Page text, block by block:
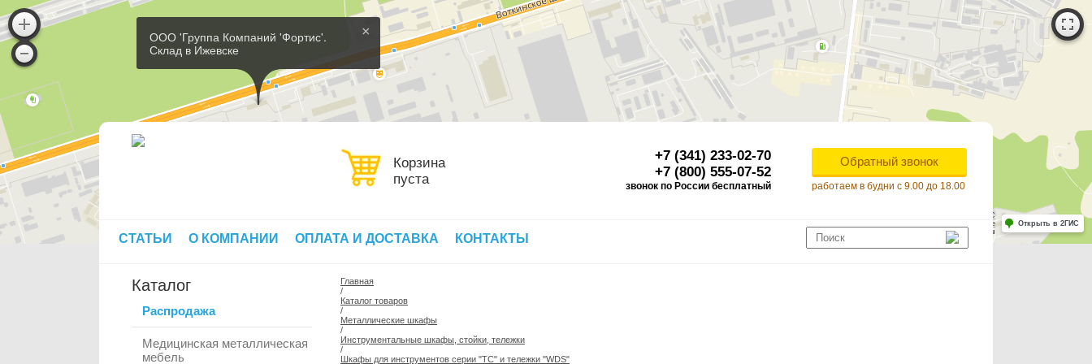
×
ООО 'Группа Компаний 'Фортис'.
Склад в Ижевске
Работает на API 2ГИС
Лицензионное соглашение
Для корректной работы Raster JS API нужен ключ. Помощь: api@2gis.ru
Открыть в 2ГИС
Корзина
пуста
+7 (341) 233-02-70
+7 (800) 555-07-52
звонок по России бесплатный
Обратный звонок
работаем в будни с 9.00 до 18.00
СТАТЬИ О КОМПАНИИ ОПЛАТА И ДОСТАВКА КОНТАКТЫ
Каталог
Распродажа
Медицинская металлическая
мебель
Главная
/
Каталог товаров
/
Металлические шкафы
/
Инструментальные шкафы, стойки, тележки
/
Шкафы для инструментов серии "ТС" и тележки "WDS"